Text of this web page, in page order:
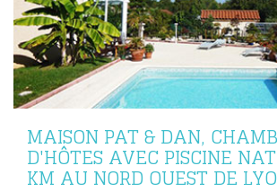
MAISON PAT & DAN,
D'HÔTES AVEC PISCINE
KM AU NORD OUEST DE